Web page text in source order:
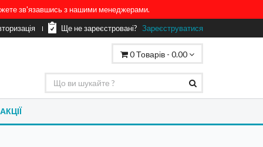
зв'язавшись з нашими менеджерами.
Ще не зареєстровані? Зареєструватися
0Товарів - 0.00
АКЦІЇ